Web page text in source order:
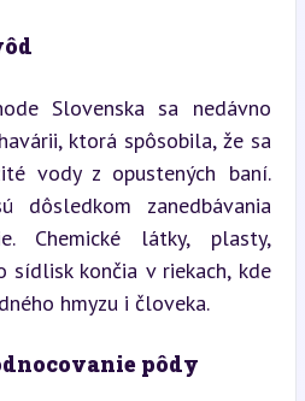
Slovenska sa nedávno
ktorá spôsobila, že sa
vody z opustených baní.
dôsledkom zanedbávania
Chemické látky, plasty,
sídlisk končia v riekach, kde
hmyzu i človeka.
pôdy